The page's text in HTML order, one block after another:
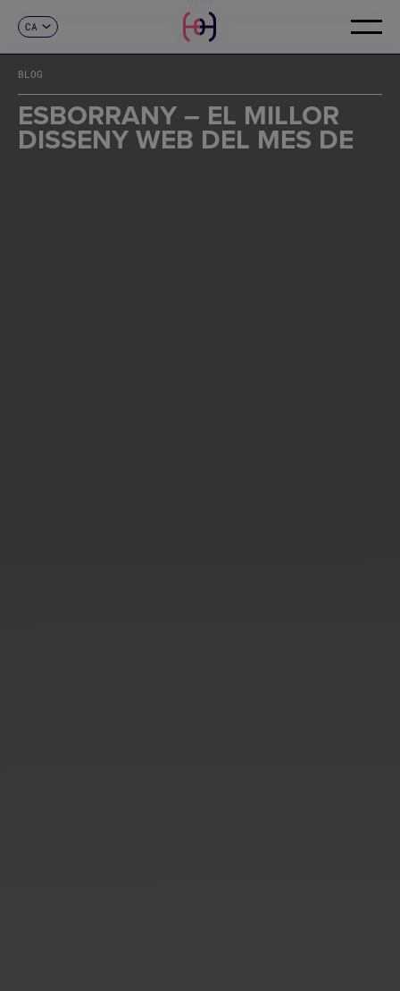
CA
FR
DE
IT
PT
CONTACTE
BLOG
ESBORRANY – EL MILLOR
DISSENY WEB DEL MES DE